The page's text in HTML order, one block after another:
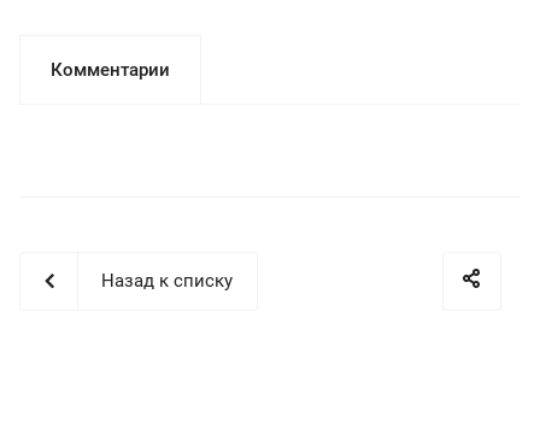
Комментарии
Назад к списку